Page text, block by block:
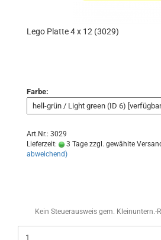
Lego Platte 4 x 12 (3029)
Farbe:
Art.Nr.: 3029
Lieferzeit:
3 Tage zzgl. gewählte
abweichend)
Kein Steuerausweis gem. Kleinuntern.-